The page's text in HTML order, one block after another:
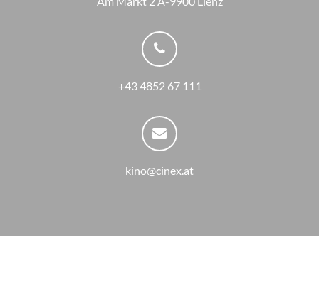
+43 4852 67 111
kino@cinex.at